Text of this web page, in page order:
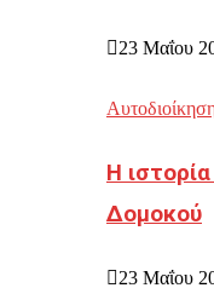
23 Μαΐου
Η
Δομοκού
23 Μαΐου